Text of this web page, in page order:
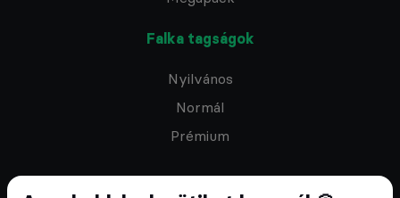
Falka tagságok
Nyilvános
Normál
Prémium